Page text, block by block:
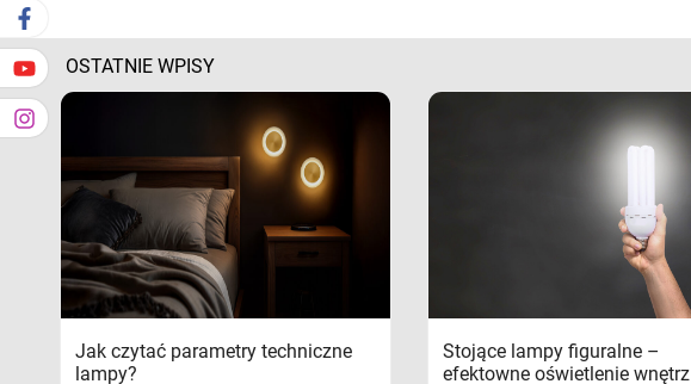
OSTATNIE WPISY
Jak czytać parametry techniczne
lampy?
Stojące lampy figuralne –
efektowne oświetlenie wnętrz